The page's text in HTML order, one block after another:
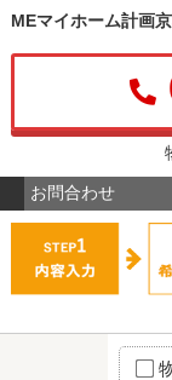
MEマイホーム計画
お問合わせ